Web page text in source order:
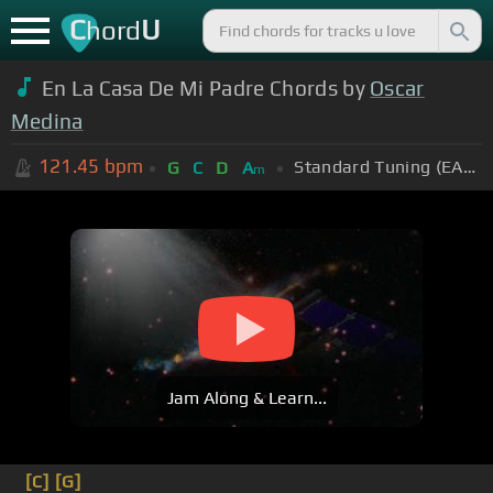
ChordU
En La Casa De Mi Padre Chords by Oscar
Medina
121.45 bpm G C D Am Standard Tuning (EADGBE)
Jam Along & Learn...
[C] [G]